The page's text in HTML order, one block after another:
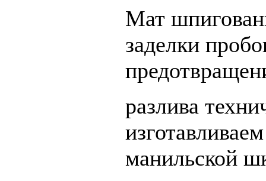
Мат
заделки
разлива
манильской